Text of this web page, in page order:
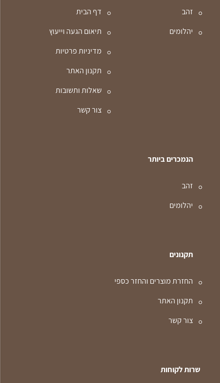
זהב
יהלומים
דף הבית
תיאום הגעה וייעוץ
מדיניות פרטיות
תקנון האתר
שאלות ותשובות
צור קשר
הנמכרים ביותר
זהב
יהלומים
תקנונים
החזרת מוצרים והחזר כספי
תקנון האתר
צור קשר
שרות לקוחות